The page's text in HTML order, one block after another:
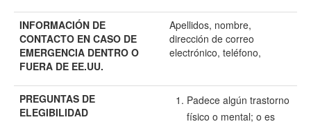
INFORMACIÓN DE
CONTACTO EN CASO DE
EMERGENCIA DENTRO O
FUERA DE EE.UU.
Apellidos, nombre,
dirección de correo
electrónico, teléfono,
PREGUNTAS DE
ELEGIBILIDAD
Padece algún trastorno
físico o mental; o es